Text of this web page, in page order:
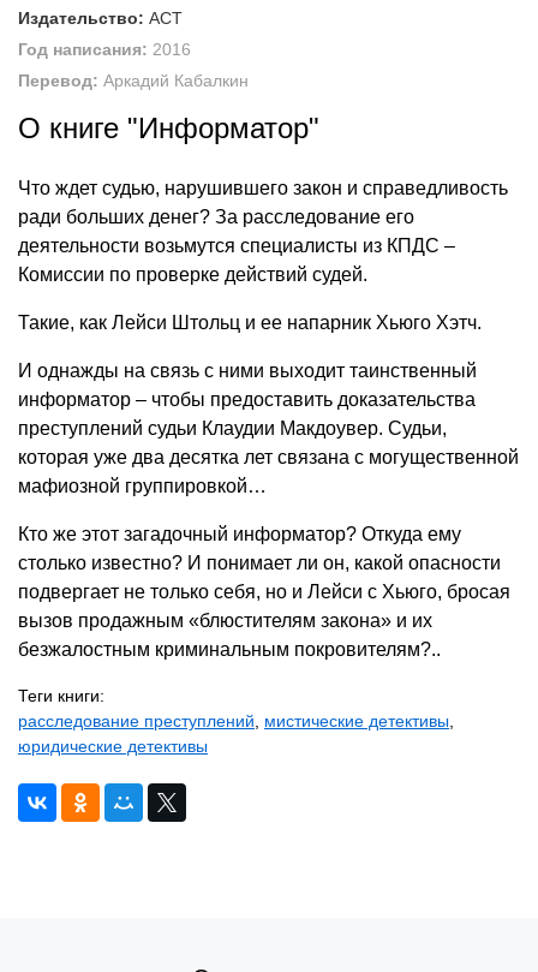
Издательство: АСТ
Год написания: 2016
Перевод: Аркадий Кабалкин
О книге "Информатор"
Что ждет судью, нарушившего закон и справедливость
ради больших денег? За расследование его
деятельности возьмутся специалисты из КПДС –
Комиссии по проверке действий судей.
Такие, как Лейси Штольц и ее напарник Хьюго Хэтч.
И однажды на связь с ними выходит таинственный
информатор – чтобы предоставить доказательства
преступлений судьи Клаудии Макдоувер. Судьи,
которая уже два десятка лет связана с могущественной
мафиозной группировкой…
Кто же этот загадочный информатор? Откуда ему
столько известно? И понимает ли он, какой опасности
подвергает не только себя, но и Лейси с Хьюго, бросая
вызов продажным «блюстителям закона» и их
безжалостным криминальным покровителям?..
Теги книги:
расследование преступлений
мистические детективы
юридические детективы